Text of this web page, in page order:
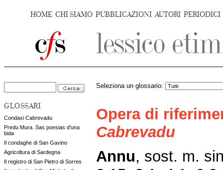
HOME CHI SIAMO PUBBLICAZIONI AUTORI PERIODICI
GLOSSARI
Condaxi Cabrevadu
Predu Mura. Sas poesias d'una
bida
Il condaghe di San Gavino
Agricoltura di Sardegna
Il registro di San Pietro di Sorres
Seleziona un glossario:
Opera di
Cabrevadu
Annu, sost. m.